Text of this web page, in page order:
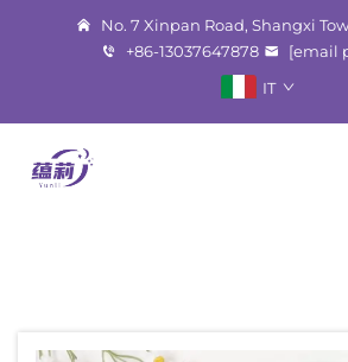
No. 7 Xinpan Road, Shangxi
+86-13037647878
[email
IT